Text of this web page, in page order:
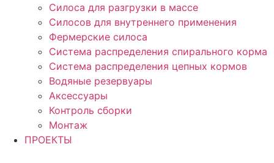
Силоса для разгрузки в массе
Силосов для внутреннего применения
Фермерские силоса
Система распределения спирального корма
Система распределения цепных кормов
Водяные резервуары
Аксессуары
Контроль сборки
Монтаж
ПРОЕКТЫ